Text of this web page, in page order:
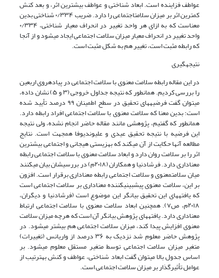
عواطف فزاینده است. ابعاد شناختی و عواطف بیشترین اثر، و بعد کنش
کمترین اثر بر میزان سلامتاجتماعی را دارد. ضریب ۰/۳۳۴ شناختی بدین
معناست که به ازای هر واحد تغییر در انحراف معیار شناختی، ۰/۳۳۴
واحد تغییر در انحراف معیار میزان سلامت اجتماعی ایجاد میشود و از آنجا
که رابطه مثبت است، تغییر هم به شکل مثبت است.
نتیجهگیری
در این مقاله رابطه سلامت معنوی با سلامت اجتماعی در پیادهروی اربعین
را بررسی کردیم. همانطور که نتیجه جداول خروجی (۳ و ۵) نشان داده،
میتوان گفت فرضیههای تحقیق در سطح اطمینان ۹۹ درصد تأیید شده
است؛ بدین معنا که سلامت معنوی با سلامت اجتماعی افراد رابطه دارد.
همانطور که گفتیم، پژوهشی مانند مقاله حاضر انجام نشده، ولی نتیجه
این فرضیه با نتیجه تحقیق عیدی و علیوندیوفا همجهت است. نتایج
مطالعه آنها حکایت از آن میکند که بهزیستی هیجانی و اجتماعی بیشترین
اثر را بر سلامت روان دارد و ابعاد سلامت معنوی با سلامت اجتماعی رابطه
معناداری دارد. فرشادنیا و همکاران (۲۰۱۸م) در بررسیشان بیان میکنند
میان سلامتمعنوی و سلامت اجتماعی رابطه معناداری برقرار است. افزون
بر این، سلامت معنوی پیشبینیکننده معناداری بر سلامت اجتماعی است
که یافتههای این تحقیق بیانگر این موضوع است(فرشادنیا و دیگران،
۲۰۱۸م، ص۷) . همچنین ابعاد سلامت معنوی با سلامت اجتماعی ارتباط
معناداری دارد. یافتههای پژوهش بیانگر آن است که هرچه میزان سلامت
معنوی افزایش پیدا کند، میزان سلامت اجتماعی هم بیشتر میشود. در
پژوهش حاضر معلوم شد نزدیک به ۳۶ درصد از واریانس (تغییرات)
متغیر میزان سلامت اجتماعی توسط متغیر مستقل معلوم میشود. بر
اساس جدول بالا میتوان گفت ابعاد شناختی، عواطف و کنش بهترتیب از
عوامل تأثیرگذار بر میزان سلامت اجتماعی است.